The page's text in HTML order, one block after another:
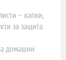
– капки,
за защита
домашни